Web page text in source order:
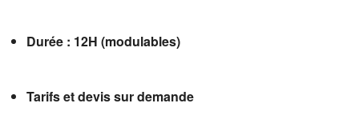
Durée : 12H (modulables)
Tarifs et devis sur demande